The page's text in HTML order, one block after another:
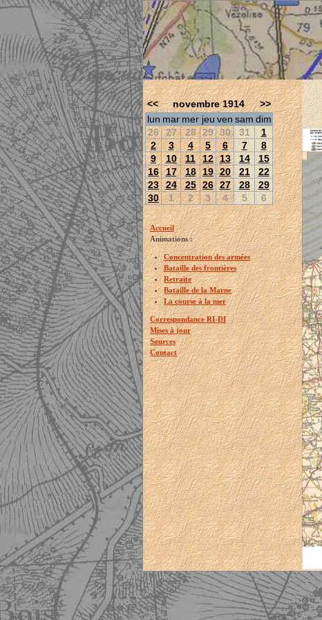
<< novembre 1914
>>
lun mar mer jeu ven sam dim
26 27 28 29 30 31
1
2
3 4 5 6 7
8
9
10 11 12 13 14
15
16 17 18 19 20 21
22
23 24 25 26 27 28
29
30
1 2 3 4 5 6
Accueil
Animations :
Concentration des armées
Bataille des frontières
Retraite
Bataille de la Marne
La course à la mer
Correspondance RI-DI
Mises à jour
Sources
Contact